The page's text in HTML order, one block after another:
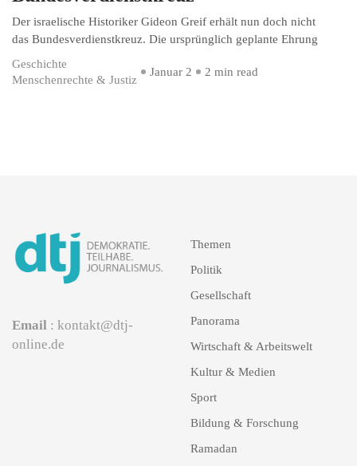
Der israelische Historiker Gideon Greif erhält nun doch nicht
das Bundesverdienstkreuz. Die ursprünglich geplante Ehrung
Geschichte
Menschenrechte & Justiz
Januar 2 2 min read
Email : kontakt@dtj-
online.de
Themen
Politik
Gesellschaft
Panorama
Wirtschaft & Arbeitswelt
Kultur & Medien
Sport
Bildung & Forschung
Ramadan